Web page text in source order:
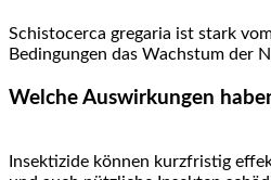
Schistocerca gregaria ist stark
Bedingungen das Wachstum der
Welche Auswirkungen
Insektizide können kurzfristig